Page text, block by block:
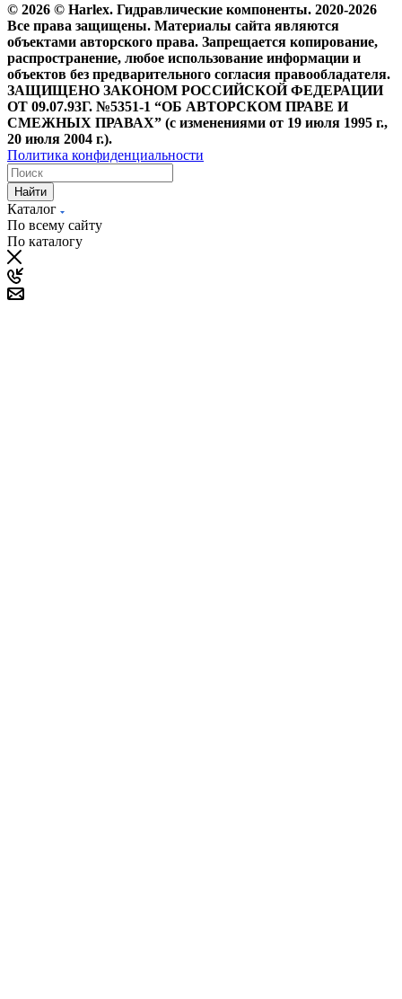
© 2026 © Harlex. Гидравлические компоненты. 2020-2026
Все права защищены. Материалы сайта являются
объектами авторского права. Запрещается копирование,
распространение, любое использование информации и
объектов без предварительного согласия правообладателя.
ЗАЩИЩЕНО ЗАКОНОМ РОССИЙСКОЙ ФЕДЕРАЦИИ
ОТ 09.07.93Г. №5351-1 “ОБ АВТОРСКОМ ПРАВЕ И
СМЕЖНЫХ ПРАВАХ” (с изменениями от 19 июля 1995 г.,
20 июля 2004 г.).
Политика конфиденциальности
Найти
Каталог
По всему сайту
По каталогу